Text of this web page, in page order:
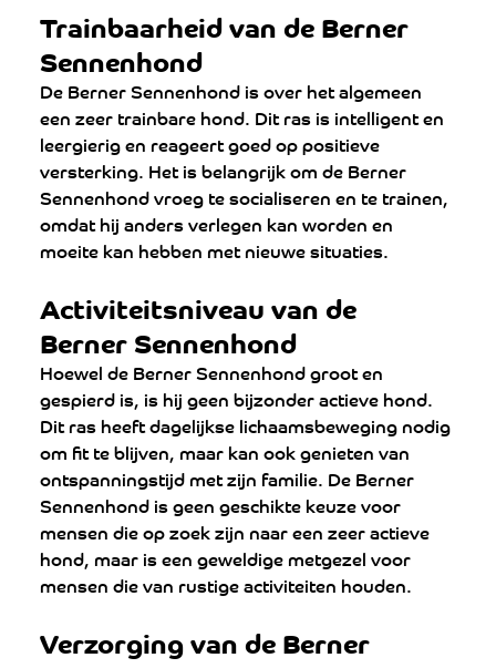
Trainbaarheid van de Berner
Sennenhond
De Berner Sennenhond is over het algemeen
een zeer trainbare hond. Dit ras is intelligent en
leergierig en reageert goed op positieve
versterking. Het is belangrijk om de Berner
Sennenhond vroeg te socialiseren en te trainen,
omdat hij anders verlegen kan worden en
moeite kan hebben met nieuwe situaties.
Activiteitsniveau van de
Berner Sennenhond
Hoewel de Berner Sennenhond groot en
gespierd is, is hij geen bijzonder actieve hond.
Dit ras heeft dagelijkse lichaamsbeweging nodig
om fit te blijven, maar kan ook genieten van
ontspanningstijd met zijn familie. De Berner
Sennenhond is geen geschikte keuze voor
mensen die op zoek zijn naar een zeer actieve
hond, maar is een geweldige metgezel voor
mensen die van rustige activiteiten houden.
Verzorging van de Berner